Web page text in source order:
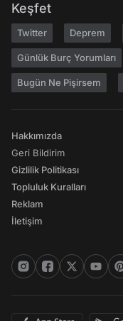
Keşfet
Twitter Deprem
Günlük Burç Yorumları
Bugün Ne Pişirsem
Hakkımızda
Geri Bildirim
Gizlilik Politikası
Topluluk Kuralları
Reklam
İletişim